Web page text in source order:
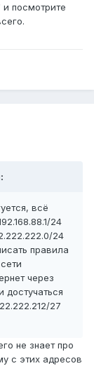
и посмотрите
всё
24
24
правила
через
27
не знает про
с этих адресов